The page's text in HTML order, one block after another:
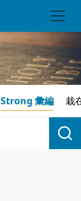
Strong 彙編 栽